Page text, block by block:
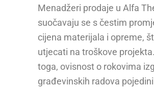
Menadžeri prodaje u Alfa
suočavaju se s čestim
cijena materijala i opreme,
utjecati na troškove
toga, ovisnost o rokovima
građevinskih radova